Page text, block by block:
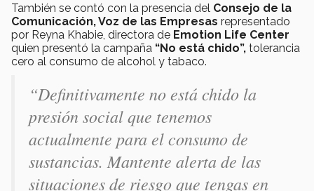
También se contó con la presencia del Consejo de la
Comunicación, Voz de las Empresas representado
por Reyna Khabie, directora de Emotion Life Center
quien presentó la campaña “No está chido”, tolerancia
cero al consumo de alcohol y tabaco.
“Definitivamente no está chido la
presión social que tenemos
actualmente para el consumo de
sustancias. Mantente alerta de las
situaciones de riesgo que tengas en